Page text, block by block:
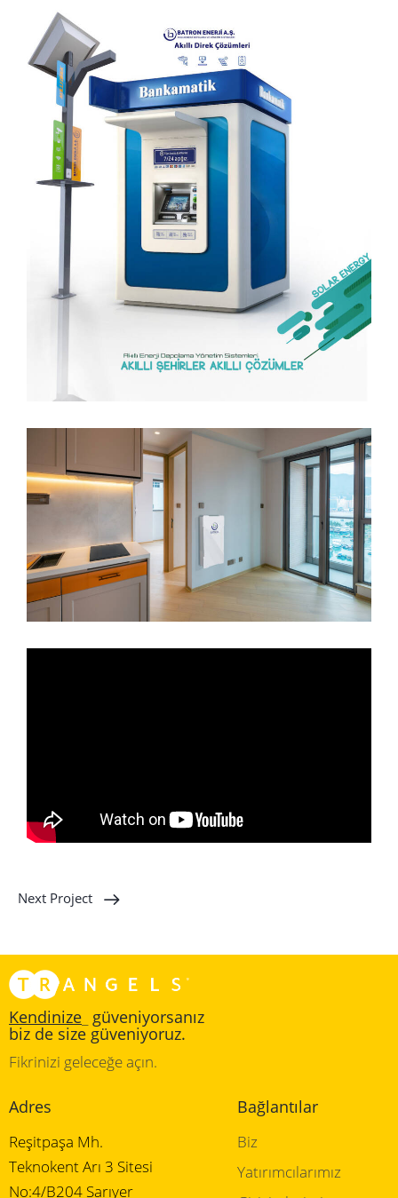
Next Project
Kendinize güveniyorsanız
biz de size güveniyoruz.
Fikrinizi geleceğe açın.
Adres
Reşitpaşa Mh.
Teknokent Arı 3 Sitesi
No:4/B204 Sarıyer
Bağlantılar
Biz
Yatırımcılarımız